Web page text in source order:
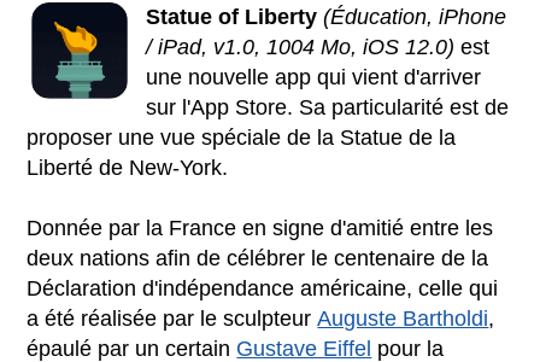
Statue of Liberty (Éducation, iPhone
/ iPad, v1.0, 1004 Mo, iOS 12.0) est
une nouvelle app qui vient d'arriver
sur l'App Store. Sa particularité est de
proposer une vue spéciale de la Statue de la
Liberté de New-York.
Donnée par la France en signe d'amitié entre les
deux nations afin de célébrer le centenaire de la
Déclaration d'indépendance américaine, celle qui
a été réalisée par le sculpteurAuguste Bartholdi,
épaulé par un certain Gustave Eiffel pour la